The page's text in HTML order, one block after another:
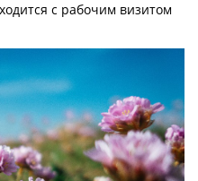
с рабочим визитом